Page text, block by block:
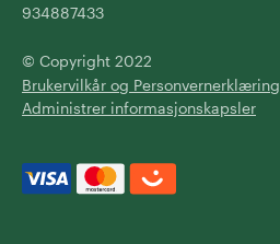
934887433
© Copyright 2022
Brukervilkår og Personvernerklæring
Administrer informasjonskapsler